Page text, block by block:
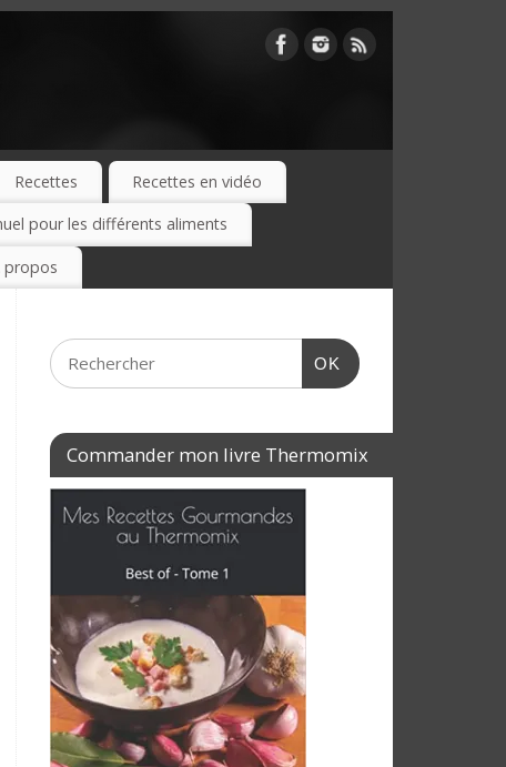
Recettes Recettes en vidéo
pour les différents aliments
propos
OK
Commander mon livre Thermomix